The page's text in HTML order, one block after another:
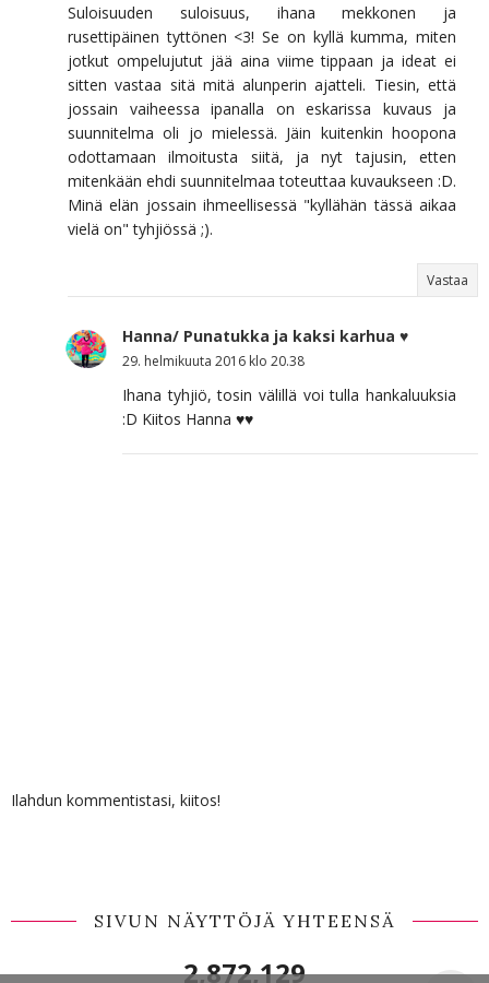
Suloisuuden suloisuus, ihana mekkonen ja
rusettipäinen tyttönen <3! Se on kyllä kumma, miten
jotkut ompelujutut jää aina viime tippaan ja ideat ei
sitten vastaa sitä mitä alunperin ajatteli. Tiesin, että
jossain vaiheessa ipanalla on eskarissa kuvaus ja
suunnitelma oli jo mielessä. Jäin kuitenkin hoopona
odottamaan ilmoitusta siitä, ja nyt tajusin, etten
mitenkään ehdi suunnitelmaa toteuttaa kuvaukseen :D.
Minä elän jossain ihmeellisessä "kyllähän tässä aikaa
vielä on" tyhjiössä ;).
Vastaa
Hanna/ Punatukka ja kaksi karhua ♥
29. helmikuuta 2016 klo 20.38
Ihana tyhjiö, tosin välillä voi tulla hankaluuksia
:D Kiitos Hanna ♥♥
Ilahdun kommentistasi, kiitos!
SIVUN NÄYTTÖJÄ YHTEENSÄ
2,872,129